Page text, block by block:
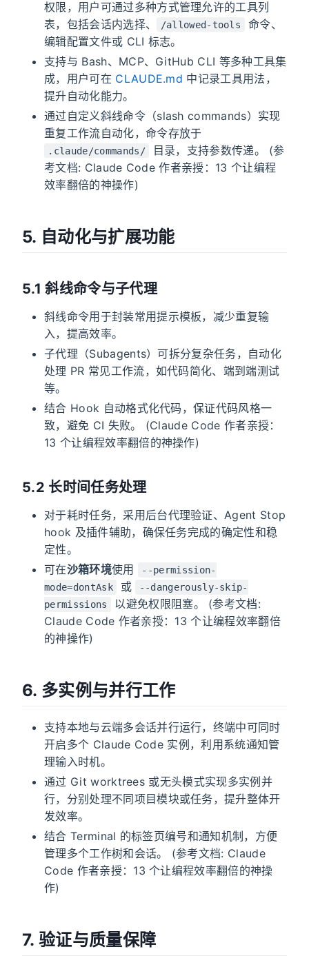
权限，用户可通过多种方式管理允许的工具列
表，包括会话内选择、
/allowed-tools
命令、
编辑配置文件或 CLI 标志。
支持与 Bash、MCP、GitHub CLI 等多种工具集
成，用户可在 CLAUDE.md 中记录工具用法，
提升自动化能力。
通过自定义斜线命令（slash commands）实现
重复工作流自动化，命令存放于
.claude/commands/
目录，支持参数传递。 (参
考文档: Claude Code 作者亲授：13 个让编程
效率翻倍的神操作)
5. 自动化与扩展功能
5.1 斜线命令与子代理
斜线命令用于封装常用提示模板，减少重复输
入，提高效率。
子代理（Subagents）可拆分复杂任务，自动化
处理 PR 常见工作流，如代码简化、端到端测试
等。
结合 Hook 自动格式化代码，保证代码风格一
致，避免 CI 失败。 (Claude Code 作者亲授：
13 个让编程效率翻倍的神操作)
5.2 长时间任务处理
对于耗时任务，采用后台代理验证、Agent Stop
hook 及插件辅助，确保任务完成的确定性和稳
定性。
可在沙箱环境使用
--permission-
mode=dontAsk
或
--dangerously-skip-
permissions
以避免权限阻塞。 (参考文档:
Claude Code 作者亲授：13 个让编程效率翻倍
的神操作)
6. 多实例与并行工作
支持本地与云端多会话并行运行，终端中可同时
开启多个 Claude Code 实例，利用系统通知管
理输入时机。
通过 Git worktrees 或无头模式实现多实例并
行，分别处理不同项目模块或任务，提升整体开
发效率。
结合 Terminal 的标签页编号和通知机制，方便
管理多个工作树和会话。 (参考文档: Claude
Code 作者亲授：13 个让编程效率翻倍的神操
作)
7. 验证与质量保障